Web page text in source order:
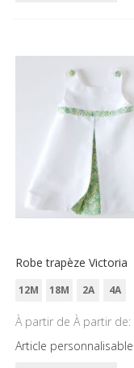
Robe trapèze Victoria
12M 18M 2A 4A
À partir de
Article personnalisable